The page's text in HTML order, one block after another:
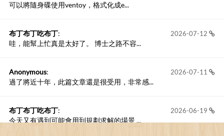
可以將隨身碟使用ventoy，格式化成e...
2026-07-12
布丁布丁吃布丁:
哇，能幫上忙真是太好了。 博士之路不容...
2026-07-11
Anonymous:
過了將近十年，此篇文章還是很受用，非常感...
2026-06-19
布丁布丁吃布丁:
今天又有遇到可能會用到規劃求解的場景 ...